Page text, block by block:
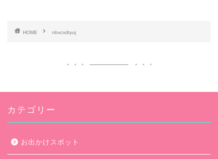
HOME nbvcxdtyuj
カテゴリー
お出かけスポット